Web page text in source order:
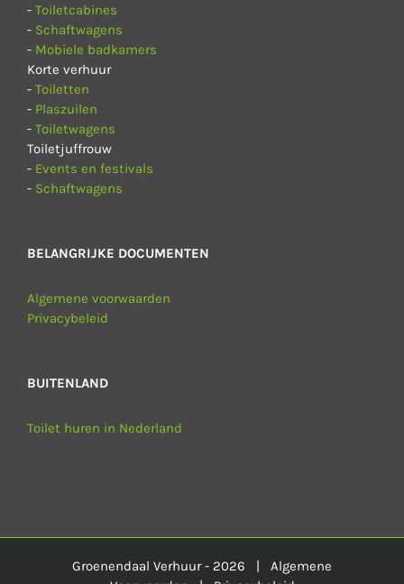
- Toiletcabines
- Schaftwagens
- Mobiele badkamers
Korte verhuur
- Toiletten
- Plaszuilen
- Toiletwagens
Toiletjuffrouw
- Events en festivals
- Schaftwagens
BELANGRIJKE DOCUMENTEN
Algemene voorwaarden
Privacybeleid
BUITENLAND
Toilet huren in Nederland
Groenendaal Verhuur - 2026 | Algemene